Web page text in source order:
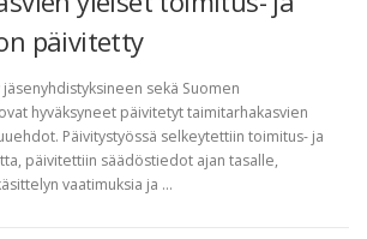
päivitetty
sekä Suomen
hyväksyneet päivitetyt taimitarhakasvien
Päivitystyössä selkeytettiin toimitus- ja
päivitettiin säädöstiedot ajan tasalle,
vaatimuksia ja …